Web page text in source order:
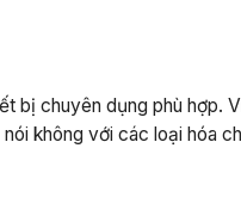
bị chuyên dụng phù hợp.
không với các loại hóa